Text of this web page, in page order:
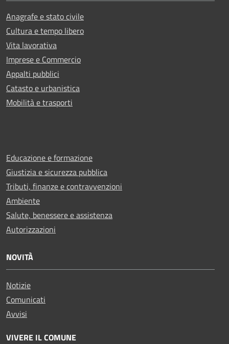
Anagrafe e stato civile
Cultura e tempo libero
Vita lavorativa
Imprese e Commercio
Appalti pubblici
Catasto e urbanistica
Mobilità e trasporti
Educazione e formazione
Giustizia e sicurezza pubblica
Tributi, finanze e contravvenzioni
Ambiente
Salute, benessere e assistenza
Autorizzazioni
NOVITÀ
Notizie
Comunicati
Avvisi
VIVERE IL COMUNE